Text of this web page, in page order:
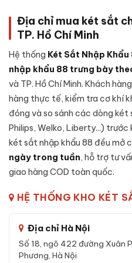
Tiệp K-DTT-25N-H điện tử
cấu trúc nhiều lớp, từng chi
Lớp ngoài:
Thép tấm
chống trầy xước và bong
Lớp lõi chống cháy: Hỗn
hợp vật liệu cách nhiệt
tờ an toàn trong sự cố hoả
Lớp trong: Thép tấm gia
cho tài sản đặt bên trong,
Cánh két:Đúc nguyên khối
thân, đệm chống khói thoát.
có chế độ tự khoá tạm thời.
bên trong cánh - chống cạy
Địa chỉ mua két sắt
TP. Hồ Chí Minh
Hệ thống Két Sắt Nhập
nhập khẩu 88 trưng bày
và TP. Hồ Chí Minh. Khách
hàng thực tế, kiểm tra cơ khí
đóng và so sánh các dòng
Philips, Welko, Liberty...) trước
két sắt nhập khẩu 88 đều mở
ngày trong tuần, hỗ trợ tư
giao hàng COD toàn quốc.
HỆ THỐNG KHO KÉT
Địa chỉ Hà Nội
Số 18, ngõ 422 đường Xuân
Phương, Hà Nội